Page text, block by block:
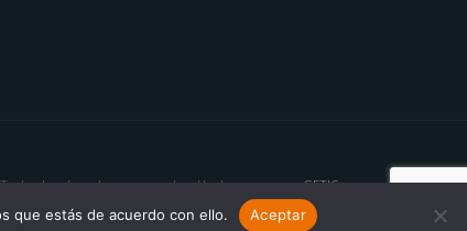
los derechos reservados. Hecho con ♥ porGETIC
que estás de acuerdo con ello. Aceptar